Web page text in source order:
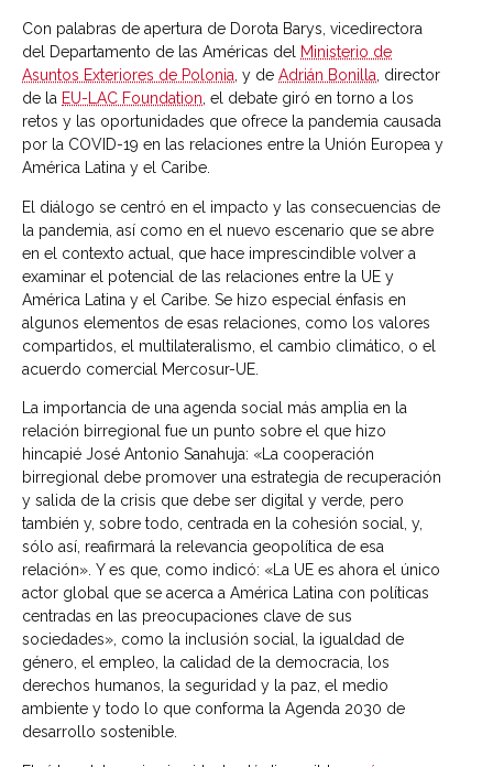
Con palabras de apertura de Dorota Barys, vicedirectora
del Departamento de las Américas del Ministerio de
Asuntos Exteriores de Polonia, y de Adrián Bonilla, director
de la EU-LAC Foundation, el debate giró en torno a los
retos y las oportunidades que ofrece la pandemia causada
por la COVID-19 en las relaciones entre la Unión Europea y
América Latina y el Caribe.
El diálogo se centró en el impacto y las consecuencias de
la pandemia, así como en el nuevo escenario que se abre
en el contexto actual, que hace imprescindible volver a
examinar el potencial de las relaciones entre la UE y
América Latina y el Caribe. Se hizo especial énfasis en
algunos elementos de esas relaciones, como los valores
compartidos, el multilateralismo, el cambio climático, o el
acuerdo comercial Mercosur-UE.
La importancia de una agenda social más amplia en la
relación birregional fue un punto sobre el que hizo
hincapié José Antonio Sanahuja: «La cooperación
birregional debe promover una estrategia de recuperación
y salida de la crisis que debe ser digital y verde, pero
también y, sobre todo, centrada en la cohesión social, y,
sólo así, reafirmará la relevancia geopolítica de esa
relación». Y es que, como indicó: «La UE es ahora el único
actor global que se acerca a América Latina con políticas
centradas en las preocupaciones clave de sus
sociedades», como la inclusión social, la igualdad de
género, el empleo, la calidad de la democracia, los
derechos humanos, la seguridad y la paz, el medio
ambiente y todo lo que conforma la Agenda 2030 de
desarrollo sostenible.